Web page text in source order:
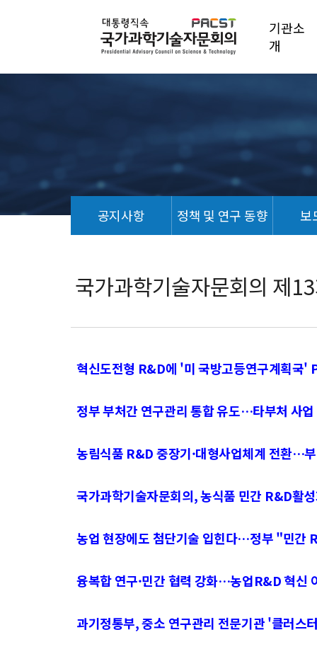
기관소
개
공지사항 정책 및 연구 동향 보
사
국가과학기술자문회의 제
혁신도전형 R&D에 '미 국방고등연구계획국'
정부 부처간 연구관리 통합 유도…타부처 사
농림식품 R&D 중장기·대형사업체계 전환…
국가과학기술자문회의, 농식품 민간 R&D활
농업 현장에도 첨단기술 입힌다…정부 "민간
융복합 연구·민간 협력 강화…농업R&D 혁신
과기정통부, 중소 연구관리 전문기관 '클러